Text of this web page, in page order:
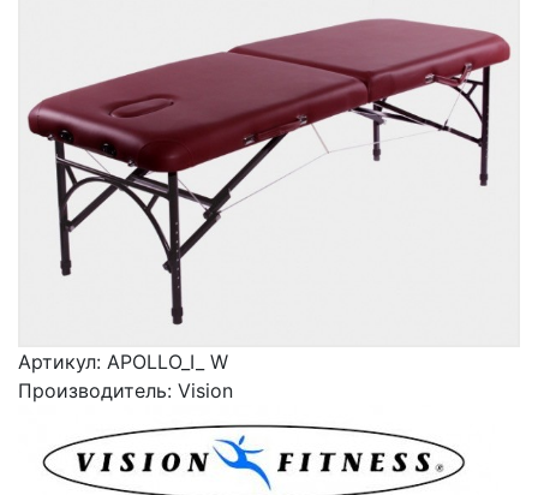
Артикул: APOLLO_I_ W
Производитель: Vision